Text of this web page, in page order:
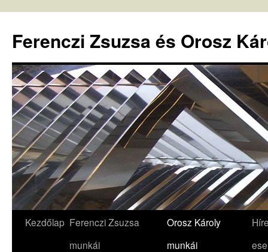
Ferenczi Zsuzsa és Orosz
Kilépés
Kezdőlap Ferenczi Zsuzsa
munkái
Orosz Károly
munkái